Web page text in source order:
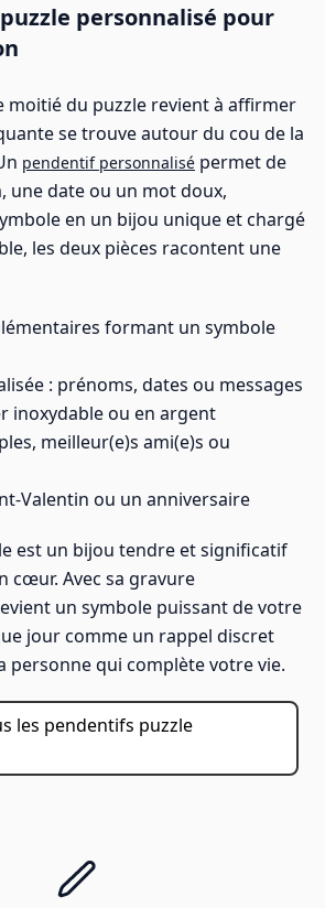
personnalisé pour
moitié du puzzle revient à affirmer
se trouve autour du cou de la
pendentif personnalisé permet de
une date ou un mot doux,
en un bijou unique et chargé
les deux pièces racontent une
formant un symbole
: prénoms, dates ou messages
inoxydable ou en argent
meilleur(e)s ami(e)s ou
Valentin ou un anniversaire
est un bijou tendre et significatif
cœur. Avec sa gravure
un symbole puissant de votre
jour comme un rappel discret
personne qui complète votre vie.
les pendentifs puzzle